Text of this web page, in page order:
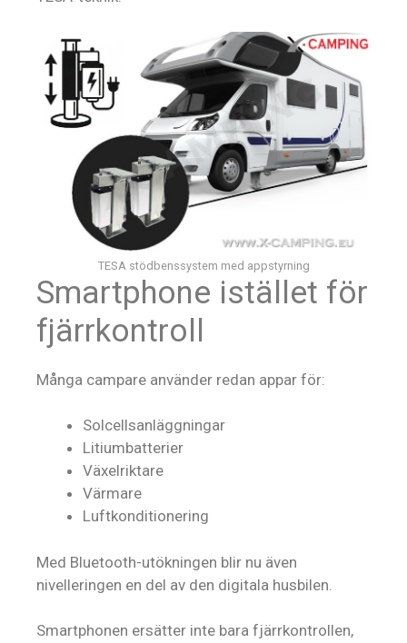
TESA stödbenssystem med appstyrning
Smartphone istället för
fjärrkontroll
Många campare använder redan appar för:
Solcellsanläggningar
Litiumbatterier
Växelriktare
Värmare
Luftkonditionering
Med Bluetooth-utökningen blir nu även
nivelleringen en del av den digitala husbilen.
Smartphonen ersätter inte bara fjärrkontrollen,